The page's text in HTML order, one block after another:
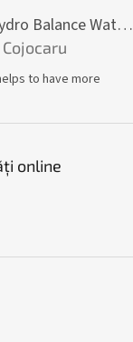
Superstrava Hydro Balance Watermelon electroliți Cutie 30 x 4,7g
este 5 din 5 stele.
to have more
online